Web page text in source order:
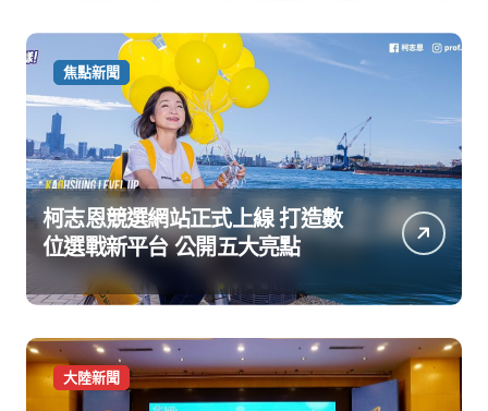
焦點新聞
柯志恩競選網站正式上線 打造數
位選戰新平台 公開五大亮點
大陸新聞